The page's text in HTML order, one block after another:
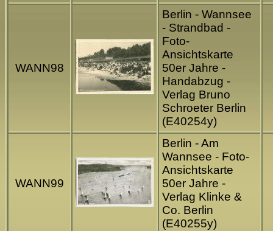
WANN98
Berlin - Wannsee
- Strandbad -
Foto-
Ansichtskarte
50er Jahre -
Handabzug -
Verlag Bruno
Schroeter Berlin
(E40254y)
WANN99
Berlin - Am
Wannsee - Foto-
Ansichtskarte
50er Jahre -
Verlag Klinke &
Co. Berlin
(E40255y)